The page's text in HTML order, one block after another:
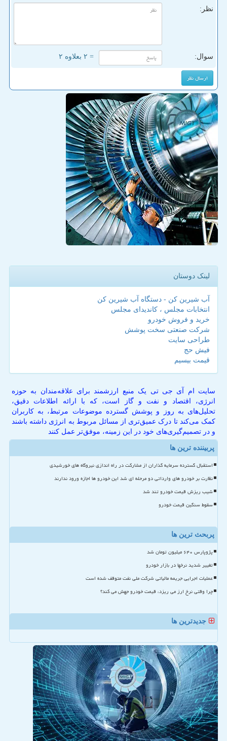
نظر:
سوال: = ۲ بعلاوه ۲
لینک دوستان
آب شیرین کن - دستگاه آب شیرین کن
انتخابات مجلس ، کاندیدای مجلس
خرید و فروش خودرو
شرکت صنعتی سخت پوشش
طراحی سایت
فیش حج
قیمت بیسیم
سایت ام آی جی تی یک منبع ارزشمند برای علاقه‌مندان به حوزه
انرژی، اقتصاد و نفت و گاز است، که با ارائه اطلاعات دقیق،
تحلیل‌های به روز و پوشش گسترده موضوعات مرتبط، به کاربران
کمک می‌کند تا درک عمیق‌تری از مسائل مربوط به انرژی داشته باشند
و در تصمیم‌گیری‌های خود در این زمینه، موفق‌تر عمل کنند
پربیننده ترین ها
استقبال گسترده سرمایه گذاران از مشارکت در راه اندازی نیروگاه های خورشیدی
نظارت بر خودرو های وارداتی دو مرحله ای شد این خودرو ها اجازه ورود ندارند
شیب ریزش قیمت خودرو تند شد
سقوط سنگین قیمت خودرو
پربحث ترین ها
پژوپارس ۶۴۰ میلیون تومان شد
تغییر شدید نرخها در بازار خودرو
عملیات اجرایی جریمه مالیاتی شرکت ملی نفت متوقف شده است
چرا وقتی نرخ ارز می ریزد، قیمت خودرو جهش می کند؟
جدیدترین ها